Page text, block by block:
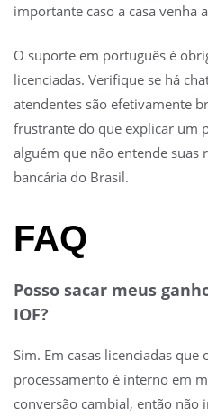
importante caso a casa venha
O suporte em português é
licenciadas. Verifique se há
atendentes são efetivamente
frustrante do que explicar um
alguém que não entende suas
bancária do Brasil.
FAQ
Posso sacar meus
IOF?
Sim. Em casas licenciadas
processamento é interno em
conversão cambial, então não